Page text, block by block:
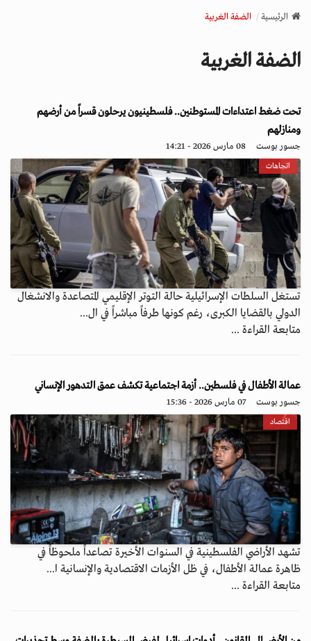
v
a
o
n
الرئيسية الضفة الغربية
الضفة الغربية
تحت ضغط اعتداءات المستوطنين.. فلسطينيون يرحلون قسراً من أرضهم
ومنازلهم
جسور بوست 08 مارس 2026 - 14:21
اتجاهات
تستغل السلطات الإسرائيلية حالة التوتر الإقليمي المتصاعدة والانشغال
الدولي بالقضايا الكبرى، رغم كونها طرفاً مباشراً في ال...
متابعة القراءة ...
عمالة الأطفال في فلسطين.. أزمة اجتماعية تكشف عمق التدهور الإنساني
جسور بوست 07 مارس 2026 - 15:36
اقتصاد
تشهد الأراضي الفلسطينية في السنوات الأخيرة تصاعداً ملحوظاً في
ظاهرة عمالة الأطفال، في ظل الأزمات الاقتصادية والإنسانية ا...
متابعة القراءة ...